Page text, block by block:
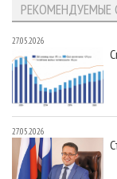
РЕКОМЕНДУЕМЫЕ
27.05.2026
27.05.2026